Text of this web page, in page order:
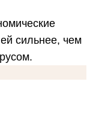
сильнее, чем